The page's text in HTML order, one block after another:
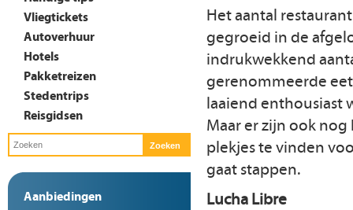
Vliegtickets
Autoverhuur
Hotels
Pakketreizen
Stedentrips
Reisgidsen
Aanbiedingen
Het aantal
gegroeid in de
indrukwekkend
gerenommeerde
laaiend enthousiast
Maar er zijn ook
plekjes te vinden
gaat stappen.
Lucha Libre